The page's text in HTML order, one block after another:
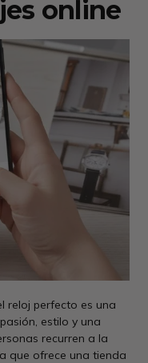
online
reloj perfecto es una
estilo y una
recurren a la
que ofrece una tienda